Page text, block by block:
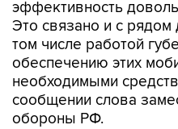
эффективность
Это связано и с рядом
том числе работой
обеспечению этих
необходимыми
сообщении слова
обороны РФ.